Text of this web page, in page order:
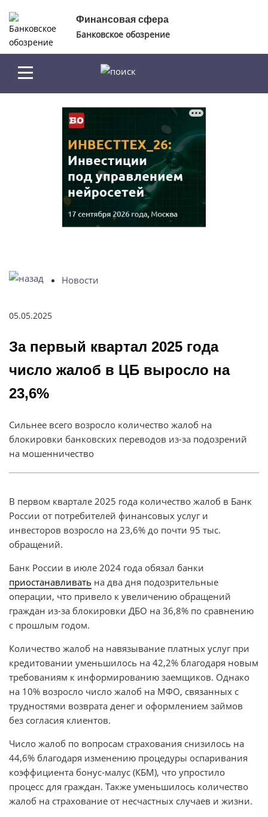
Финансовая сфера
Банковское обозрение
Новости
05.05.2025
За первый квартал 2025 года
число жалоб в ЦБ выросло на
23,6%
Сильнее всего возросло количество жалоб на
блокировки банковских переводов из-за подозрений
на мошенничество
В первом квартале 2025 года количество жалоб в Банк
России от потребителей финансовых услуг и
инвесторов возросло на 23,6% до почти 95 тыс.
обращений.
Банк России в июле 2024 года обязал банки
приостанавливать на два дня подозрительные
операции, что привело к увеличению обращений
граждан из-за блокировки ДБО на 36,8% по сравнению
с прошлым годом.
Количество жалоб на навязывание платных услуг при
кредитовании уменьшилось на 42,2% благодаря новым
требованиям к информированию заемщиков. Однако
на 10% возросло число жалоб на МФО, связанных с
трудностями возврата денег и оформлением займов
без согласия клиентов.
Число жалоб по вопросам страхования снизилось на
44,6% благодаря изменению процедуры оспаривания
коэффициента бонус-малус (КБМ), что упростило
процесс для граждан. Также уменьшилось количество
жалоб на страхование от несчастных случаев и жизни.